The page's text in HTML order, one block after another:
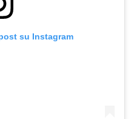
su Instagram